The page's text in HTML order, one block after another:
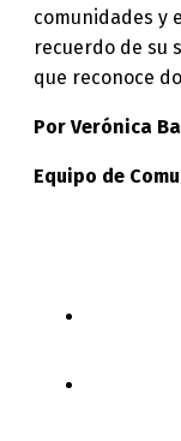
comunidades y
recuerdo de su
que reconoce
Por Verónica
Equipo de